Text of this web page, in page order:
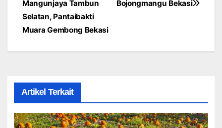
Bojongmangu Bekasi
Mangunjaya Tambun
Selatan, Pantaibakti
Muara Gembong Bekasi
Artikel Terkait